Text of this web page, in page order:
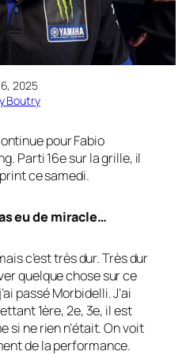
2025
Boutry
pour Fabio
Parti 16e sur la grille, il
ce samedi.
eu de miracle…
c’est très dur. Très dur
quelque chose sur ce
passé Morbidelli. J’ai
1ère, 2e, 3e, il est
si ne rien n’était. On voit
de la performance.